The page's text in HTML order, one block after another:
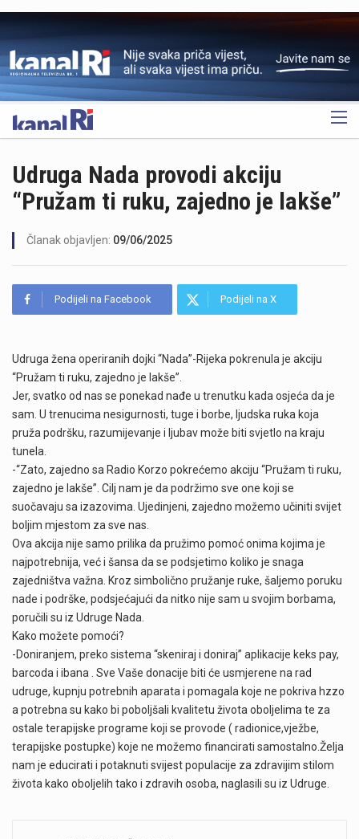
OGLAS
Udruga Nada provodi akciju
“Pružam ti ruku, zajedno je lakše”
Članak objavljen: 09/06/2025
Podijeli na Facebook Podijeli na X
Udruga žena operiranih dojki “Nada”-Rijeka pokrenula je akciju
“Pružam ti ruku, zajedno je lakše”.
Jer, svatko od nas se ponekad nađe u trenutku kada osjeća da je
sam. U trenucima nesigurnosti, tuge i borbe, ljudska ruka koja
pruža podršku, razumijevanje i ljubav može biti svjetlo na kraju
tunela.
-“Zato, zajedno sa Radio Korzo pokrećemo akciju “Pružam ti ruku,
zajedno je lakše”. Cilj nam je da podržimo sve one koji se
suočavaju sa izazovima. Ujedinjeni, zajedno možemo učiniti svijet
boljim mjestom za sve nas.
Ova akcija nije samo prilika da pružimo pomoć onima kojima je
najpotrebnija, već i šansa da se podsjetimo koliko je snaga
zajedništva važna. Kroz simbolično pružanje ruke, šaljemo poruku
nade i podrške, podsjećajući da nitko nije sam u svojim borbama,
poručili su iz Udruge Nada.
Kako možete pomoći?
-Doniranjem, preko sistema “skeniraj i doniraj” aplikacije keks pay,
barcoda i ibana . Sve Vaše donacije biti će usmjerene na rad
udruge, kupnju potrebnih aparata i pomagala koje ne pokriva hzzo
a potrebna su kako bi poboljšali kvalitetu života oboljelima te za
ostale terapijske programe koji se provode ( radionice,vježbe,
terapijske postupke) koje ne možemo financirati samostalno.Želja
nam je educirati i potaknuti svijest populacije za zdravijim stilom
života kako oboljelih tako i zdravih osoba, naglasili su iz Udruge.